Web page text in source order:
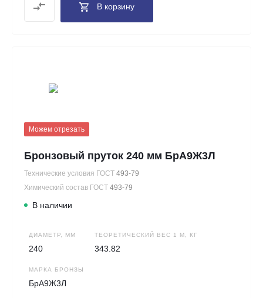
В корзину
Можем отрезать
Бронзовый пруток 240 мм БрА9Ж3Л
Технические условия ГОСТ 493-79
Химический состав ГОСТ 493-79
В наличии
ДИАМЕТР, ММ
240
ТЕОРЕТИЧЕСКИЙ ВЕС 1 М, КГ
343.82
МАРКА БРОНЗЫ
БрА9Ж3Л